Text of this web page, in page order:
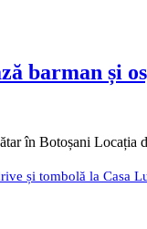
barman și
în Botoșani
și tombolă la Casa